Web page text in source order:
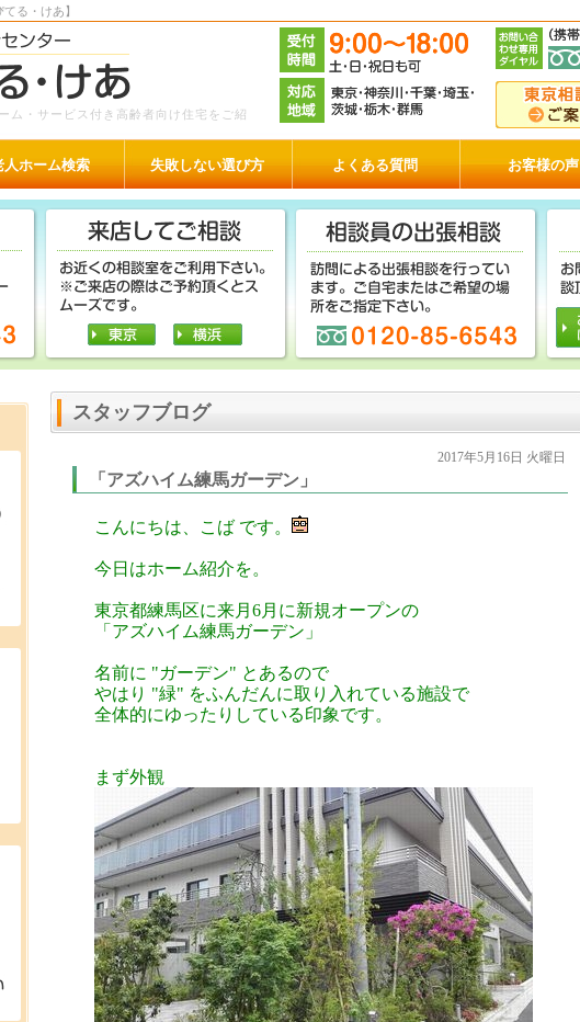
る・けあ】
ム・サービス付き高齢者向け住宅をご紹
人ホーム検索 失敗しない選び方 よくある質問 お客様の声
スタッフブログ
2017年5月16日 火曜日
「アズハイム練馬ガーデン」
こんにちは、こば です。
今日はホーム紹介を。
東京都練馬区に来月6月に新規オープンの
「アズハイム練馬ガーデン」
名前に "ガーデン" とあるので
やはり "緑" をふんだんに取り入れている施設で
全体的にゆったりしている印象です。
まず外観